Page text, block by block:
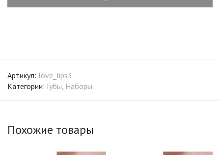
Артикул: love_lips3
Категории: Губы, Наборы
Похожие товары